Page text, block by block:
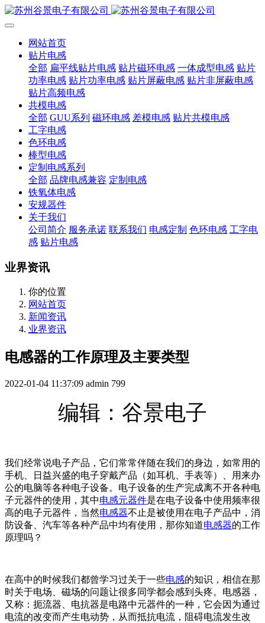
网站首页
贴片电感
全部 扁平线贴片电感 贴片磁环电感 一体成型电感 贴片
功率电感 贴片功率电感 贴片屏蔽电感 贴片非屏蔽电感
贴片高频电感
共模电感
全部 GUU系列 磁环电感 差模电感 贴片共模电感
工字电感
色环电感
棒型电感
定制电感系列
全部 品牌电感兼容 定制电感
铁氧体电感
安规器件
关于我们
公司简介 服务承诺 联系我们 电感定制 色环电感 工字电
感 贴片电感
业界资讯
你的位置
网站首页
新闻资讯
业界资讯
电感器的工作原理及主要类型
2022-01-04 11:37:09 admin 799
编辑：谷景电子
我们经常说电子产品，它们常常伴随在我们的身边，如常用的
手机、日益兴盛的电子穿戴产品（如耳机、手表等）、用来办
公的电脑等各种电子设备。电子设备的生产完成离不开各种电
子元器件的使用，其中电感元器件是在电子设备中使用频率很
高的电子元器件，当然电感器不止是被使用在电子产品中，消
防设备、汽车等各种产品中均有使用，那你知道电感器的工作
原理吗？
在高中的时候我们都曾学习过关于一些电感的知识，相信在那
时关于电场、磁场的问题让很多同学都会感到头疼。电感器，
又称：扼流器、电抗器是电路中元器件的一种，它会因为通过
电流的改变而产生电动势，从而抵抗电流，阻碍电流发生改